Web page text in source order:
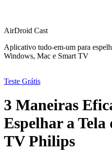
AirDroid Cast
Aplicativo tudo-em-um para
Windows, Mac e Smart TV
Teste Grátis
3 Maneiras
Espelhar a
TV Philips